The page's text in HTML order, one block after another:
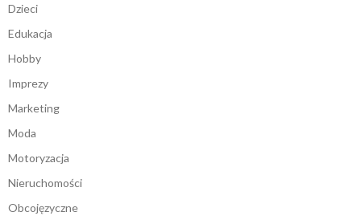
Dzieci
Edukacja
Hobby
Imprezy
Marketing
Moda
Motoryzacja
Nieruchomości
Obcojęzyczne